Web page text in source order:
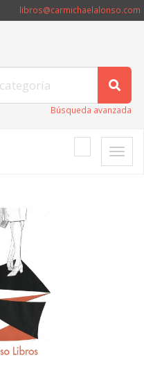
libros@carmichaelalonso.com
Búsqueda avanzada
Toggle